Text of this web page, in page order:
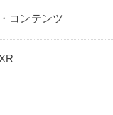
コンテンツ